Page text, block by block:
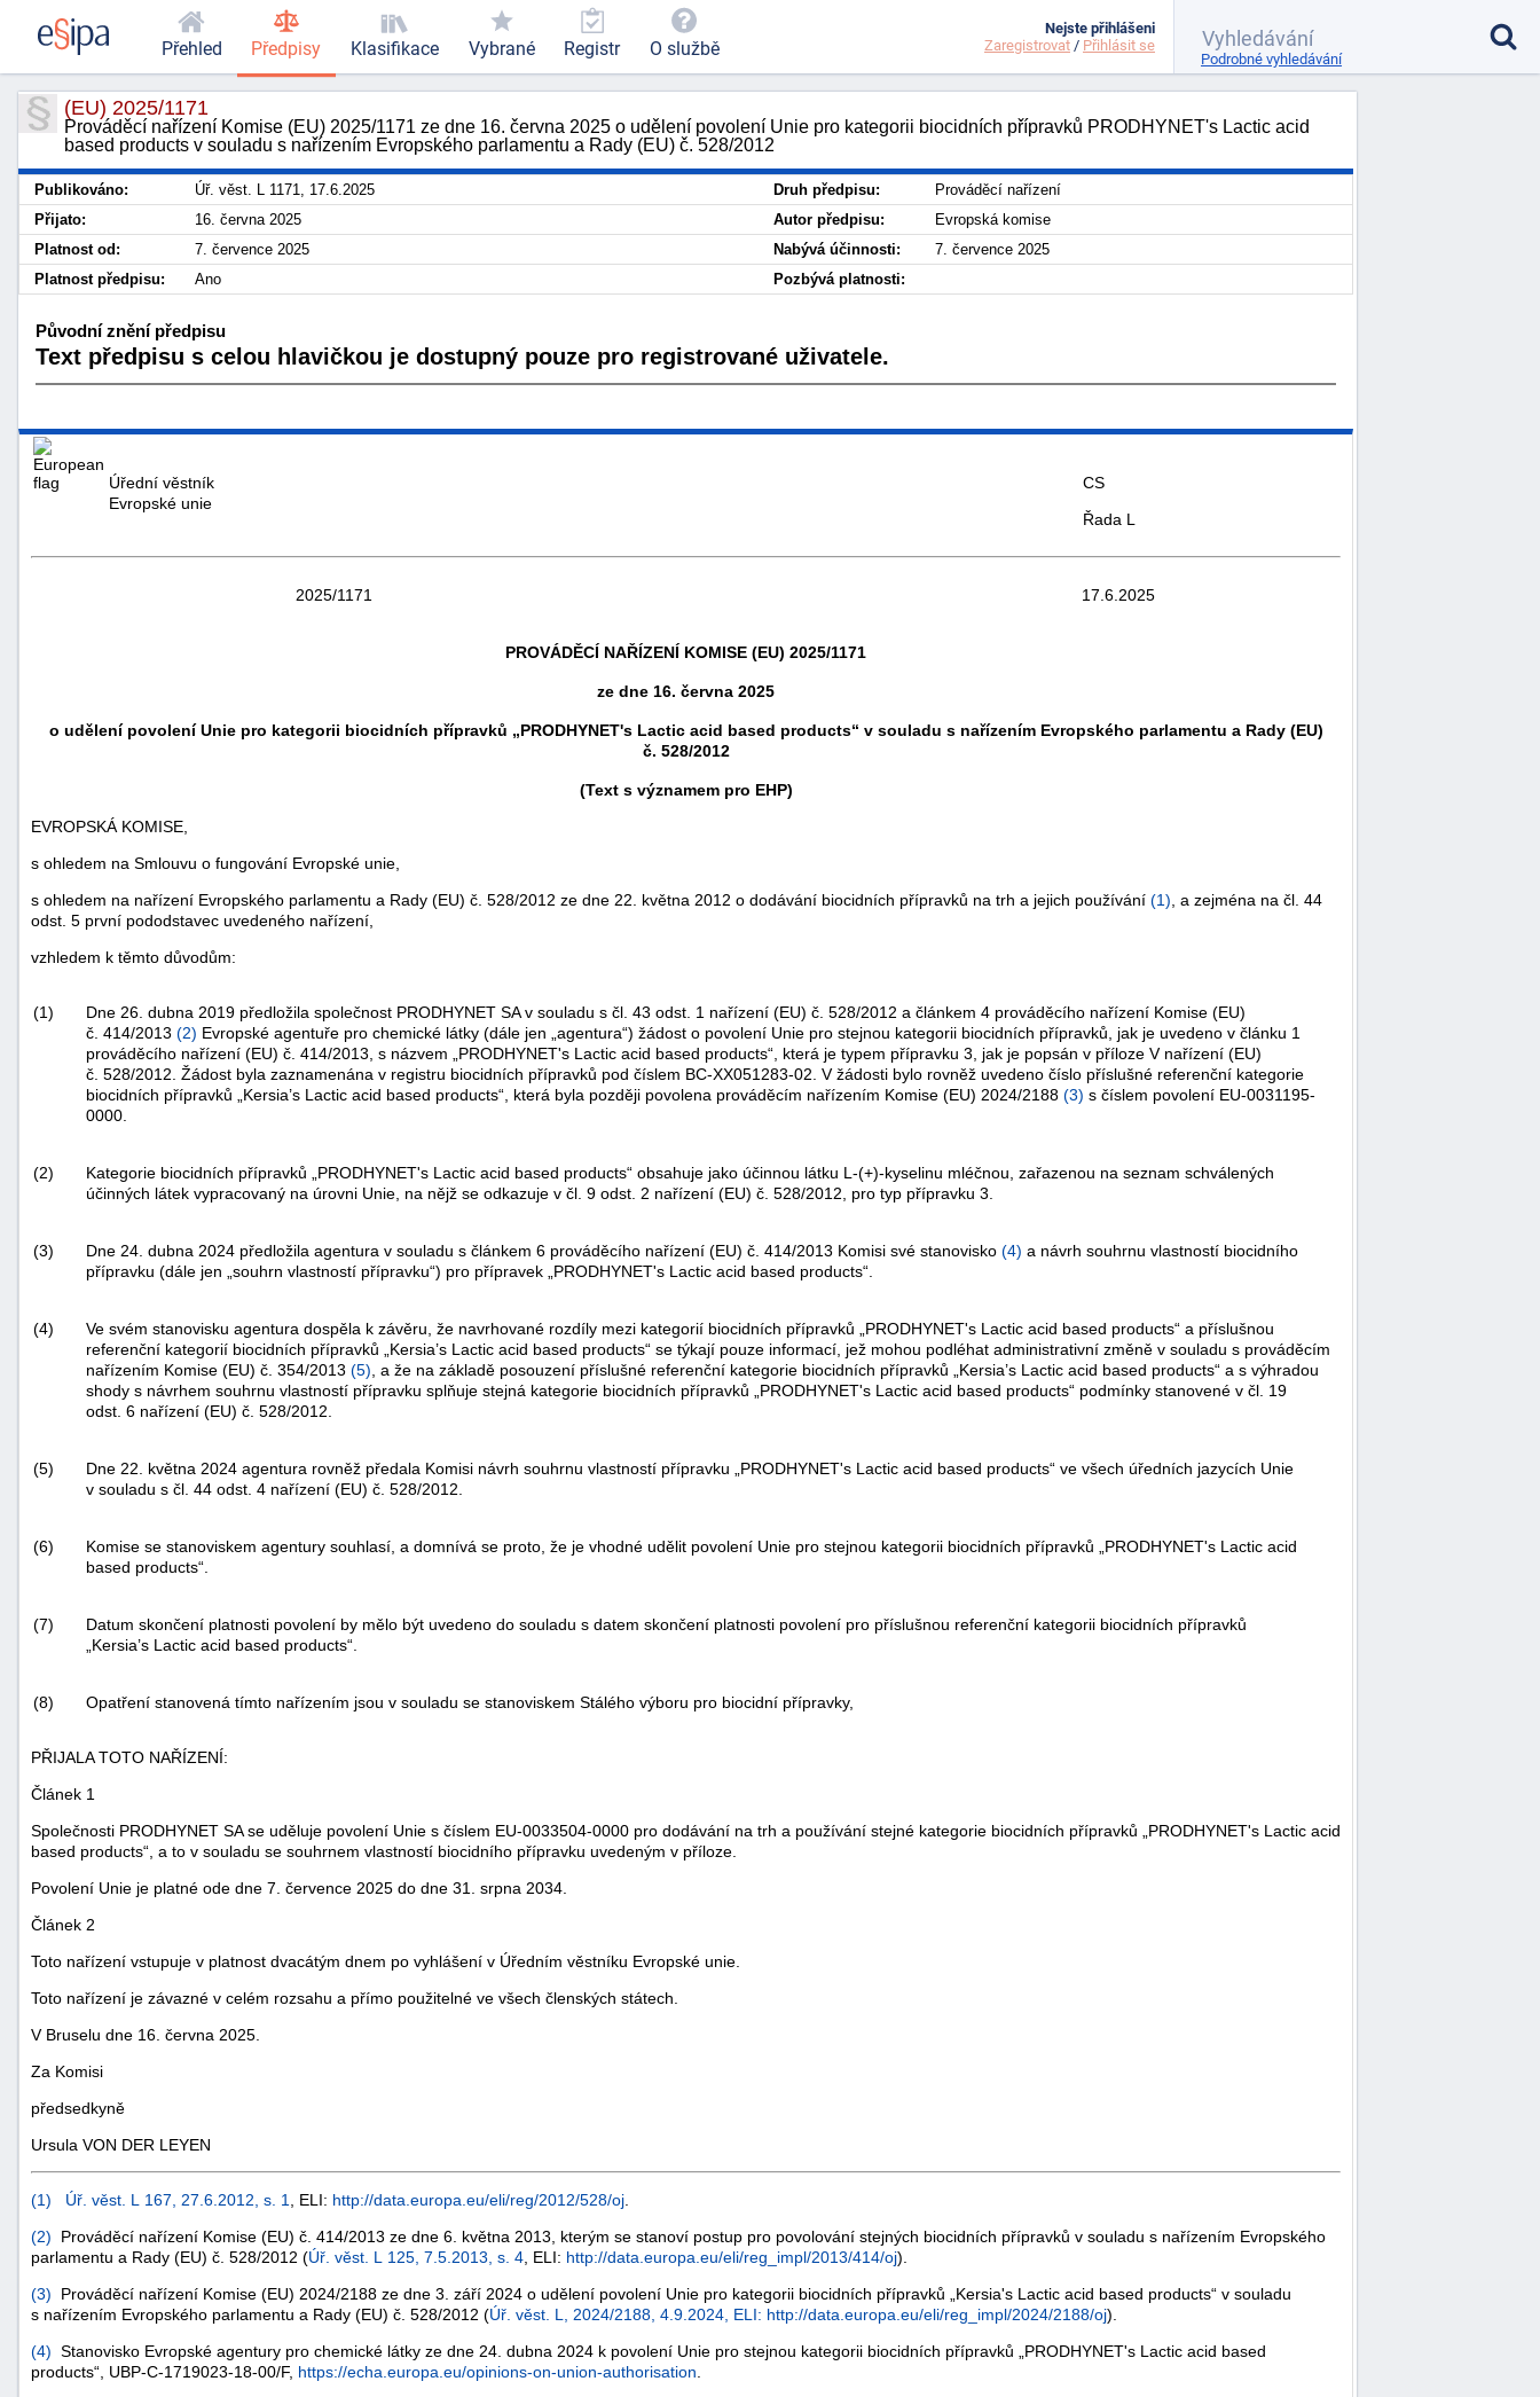
(EU) 2025/1171
Prováděcí nařízení Komise (EU) 2025/1171 ze dne 16. června 2025 o udělení povolení Unie pro kategorii biocidních přípravků PRODHYNET's Lactic acid
based products v souladu s nařízením Evropského parlamentu a Rady (EU) č. 528/2012
Publikováno: Úř. věst. L 1171, 17.6.2025 Druh předpisu:
Prováděcí nařízení
Přijato:
16. června 2025 Autor předpisu:
Evropská komise
Platnost od:
7. července 2025 Nabývá účinnosti:
7. července 2025
Platnost předpisu:
Ano Pozbývá platnosti:
Původní znění předpisu
Text předpisu s celou hlavičkou je dostupný pouze pro registrované uživatele.
Úřední věstník
Evropské unie
CS
Řada L
2025/1171 17.6.2025
PROVÁDĚCÍ NAŘÍZENÍ KOMISE (EU) 2025/1171
ze dne 16. června 2025
o udělení povolení Unie pro kategorii biocidních přípravků „PRODHYNET's Lactic acid based products“ v souladu s nařízením Evropského parlamentu a Rady (EU)
č. 528/2012
(Text s významem pro EHP)
EVROPSKÁ KOMISE,
s ohledem na Smlouvu o fungování Evropské unie,
s ohledem na nařízení Evropského parlamentu a Rady (EU) č. 528/2012 ze dne 22. května 2012 o dodávání biocidních přípravků na trh a jejich používání (1) , a zejména na čl. 44
odst. 5 první pododstavec uvedeného nařízení,
vzhledem k těmto důvodům:
(1)
Dne 26. dubna 2019 předložila společnost PRODHYNET SA v souladu s čl. 43 odst. 1 nařízení (EU) č. 528/2012 a článkem 4 prováděcího nařízení Komise (EU)
č. 414/2013 (2) Evropské agentuře pro chemické látky (dále jen „agentura“) žádost o povolení Unie pro stejnou kategorii biocidních přípravků, jak je uvedeno v článku 1
prováděcího nařízení (EU) č. 414/2013, s názvem „PRODHYNET's Lactic acid based products“, která je typem přípravku 3, jak je popsán v příloze V nařízení (EU)
č. 528/2012. Žádost byla zaznamenána v registru biocidních přípravků pod číslem BC-XX051283-02. V žádosti bylo rovněž uvedeno číslo příslušné referenční kategorie
biocidních přípravků „Kersia’s Lactic acid based products“, která byla později povolena prováděcím nařízením Komise (EU) 2024/2188 (3) s číslem povolení EU-0031195-
0000.
(2)
Kategorie biocidních přípravků „PRODHYNET's Lactic acid based products“ obsahuje jako účinnou látku L-(+)-kyselinu mléčnou, zařazenou na seznam schválených
účinných látek vypracovaný na úrovni Unie, na nějž se odkazuje v čl. 9 odst. 2 nařízení (EU) č. 528/2012, pro typ přípravku 3.
(3) Dne 24. dubna 2024 předložila agentura v souladu s článkem 6 prováděcího nařízení (EU) č. 414/2013 Komisi své stanovisko (4) a návrh souhrnu vlastností biocidního
přípravku (dále jen „souhrn vlastností přípravku“) pro přípravek „PRODHYNET's Lactic acid based products“.
(4)
Ve svém stanovisku agentura dospěla k závěru, že navrhované rozdíly mezi kategorií biocidních přípravků „PRODHYNET's Lactic acid based products“ a příslušnou
referenční kategorií biocidních přípravků „Kersia’s Lactic acid based products“ se týkají pouze informací, jež mohou podléhat administrativní změně v souladu s prováděcím
nařízením Komise (EU) č. 354/2013 (5) , a že na základě posouzení příslušné referenční kategorie biocidních přípravků „Kersia’s Lactic acid based products“ a s výhradou
shody s návrhem souhrnu vlastností přípravku splňuje stejná kategorie biocidních přípravků „PRODHYNET's Lactic acid based products“ podmínky stanovené v čl. 19
odst. 6 nařízení (EU) č. 528/2012.
(5)
Dne 22. května 2024 agentura rovněž předala Komisi návrh souhrnu vlastností přípravku „PRODHYNET's Lactic acid based products“ ve všech úředních jazycích Unie
v souladu s čl. 44 odst. 4 nařízení (EU) č. 528/2012.
(6)
Komise se stanoviskem agentury souhlasí, a domnívá se proto, že je vhodné udělit povolení Unie pro stejnou kategorii biocidních přípravků „PRODHYNET's Lactic acid
based products“.
(7)
Datum skončení platnosti povolení by mělo být uvedeno do souladu s datem skončení platnosti povolení pro příslušnou referenční kategorii biocidních přípravků
„Kersia’s Lactic acid based products“.
(8) Opatření stanovená tímto nařízením jsou v souladu se stanoviskem Stálého výboru pro biocidní přípravky,
PŘIJALA TOTO NAŘÍZENÍ:
Článek 1
Společnosti PRODHYNET SA se uděluje povolení Unie s číslem EU-0033504-0000 pro dodávání na trh a používání stejné kategorie biocidních přípravků „PRODHYNET's Lactic acid
based products“, a to v souladu se souhrnem vlastností biocidního přípravku uvedeným v příloze.
Povolení Unie je platné ode dne 7. července 2025 do dne 31. srpna 2034.
Článek 2
Toto nařízení vstupuje v platnost dvacátým dnem po vyhlášení v Úředním věstníku Evropské unie
Toto nařízení je závazné v celém rozsahu a přímo použitelné ve všech členských státech.
V Bruselu dne 16. června 2025.
Za Komisi
předsedkyně
Ursula VON DER LEYEN
(1) Úř. věst. L 167, 27.6.2012, s. 1 , ELI: http://data.europa.eu/eli/reg/2012/528/oj
(2) Prováděcí nařízení Komise (EU) č. 414/2013 ze dne 6. května 2013, kterým se stanoví postup pro povolování stejných biocidních přípravků v souladu s nařízením Evropského
parlamentu a Rady (EU) č. 528/2012 (Úř. věst. L 125, 7.5.2013, s. 4 , ELI: http://data.europa.eu/eli/reg_impl/2013/414/oj).
(3) Prováděcí nařízení Komise (EU) 2024/2188 ze dne 3. září 2024 o udělení povolení Unie pro kategorii biocidních přípravků „Kersia's Lactic acid based products“ v souladu
s nařízením Evropského parlamentu a Rady (EU) č. 528/2012 (Úř. věst. L, 2024/2188, 4.9.2024, ELI: http://data.europa.eu/eli/reg_impl/2024/2188/oj).
(4) Stanovisko Evropské agentury pro chemické látky ze dne 24. dubna 2024 k povolení Unie pro stejnou kategorii biocidních přípravků „PRODHYNET's Lactic acid based
products“, UBP-C-1719023-18-00/F, https://echa.europa.eu/opinions-on-union-authorisation
Přehled Předpisy Klasifikace Vybrané Registr O službě
Nejste přihlášeni
Zaregistrovat / Přihlásit se
Podrobné vyhledávání